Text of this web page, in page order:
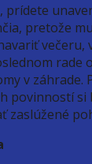
prídete
pretože
večeru,
rade
v záhrade.
povinností si
zaslúžené